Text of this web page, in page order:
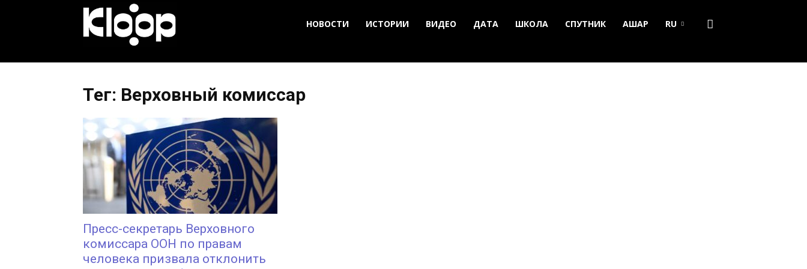
Новости
Кыргызстана
НОВОСТИ ИСТОРИИ ВИДЕО ДАТА ШКОЛА СПУТНИК АШАР RU
Тег: Верховный комиссар
Пресс-секретарь Верховного
комиссара ООН по правам
человека призвала отклонить